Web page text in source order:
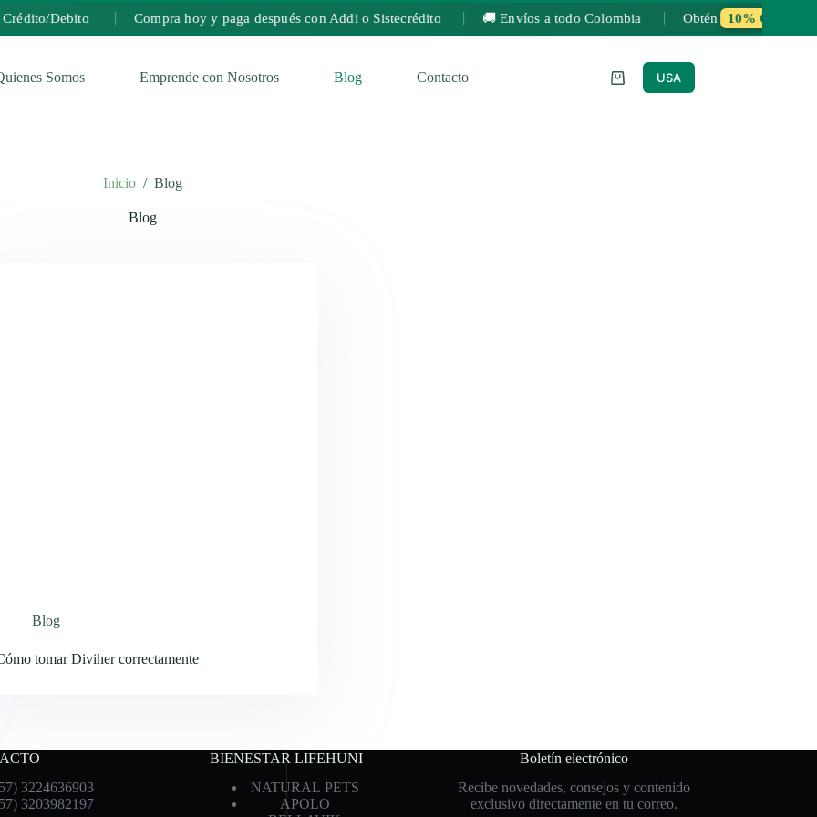
Debito Compra hoy y paga después con Addi o Sistecrédito 🚚 Envíos a todo Colombia Obtén 10% OFF
Somos Emprende con Nosotros Blog Contacto
Carro
USA
Inicio / Blog
Blog
Blog
tomar Diviher correctamente
3224636903
3203982197
BIENESTAR LIFEHUNI
NATURAL PETS
APOLO
Boletín electrónico
Recibe novedades, consejos y contenido
exclusivo directamente en tu correo.